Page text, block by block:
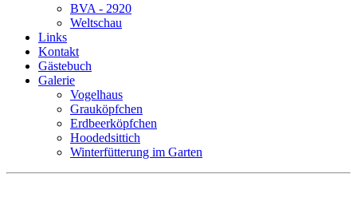
BVA - 2920
Weltschau
Links
Kontakt
Gästebuch
Galerie
Vogelhaus
Grauköpfchen
Erdbeerköpfchen
Hoodedsittich
Winterfütterung im Garten